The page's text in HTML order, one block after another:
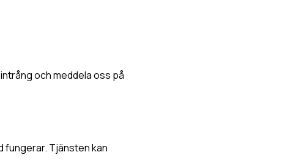
och meddela oss på
fungerar. Tjänsten kan